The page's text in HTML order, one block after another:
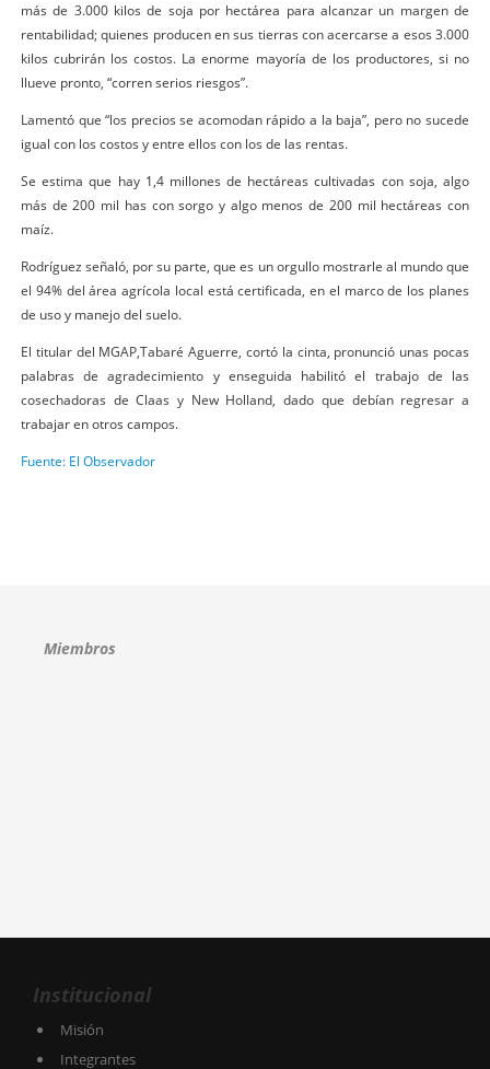
más de 3.000 kilos de soja por hectárea para alcanzar un margen de
rentabilidad; quienes producen en sus tierras con acercarse a esos 3.000
kilos cubrirán los costos. La enorme mayoría de los productores, si no
llueve pronto, “corren serios riesgos”.
Lamentó que “los precios se acomodan rápido a la baja”, pero no sucede
igual con los costos y entre ellos con los de las rentas.
Se estima que hay 1,4 millones de hectáreas cultivadas con soja, algo
más de 200 mil has con sorgo y algo menos de 200 mil hectáreas con
maíz.
Rodríguez señaló, por su parte, que es un orgullo mostrarle al mundo que
el 94% del área agrícola local está certificada, en el marco de los planes
de uso y manejo del suelo.
El titular del MGAP,Tabaré Aguerre, cortó la cinta, pronunció unas pocas
palabras de agradecimiento y enseguida habilitó el trabajo de las
cosechadoras de Claas y New Holland, dado que debían regresar a
trabajar en otros campos.
Fuente: El Observador
Miembros
Institucional
Misión
Integrantes